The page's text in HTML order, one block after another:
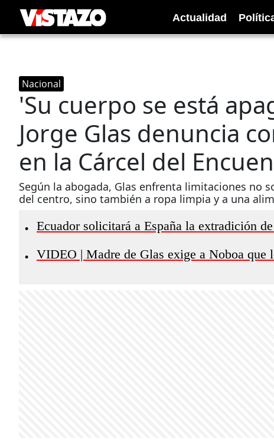
Actualidad
Nacional
'Su cuerpo se está
Jorge Glas denuncia
en la Cárcel del
Según la abogada, Glas enfrenta limitaciones no
del centro, sino también a ropa limpia y a una
• Ecuador solicitará a España la extradición
• VIDEO | Madre de Glas exige a Noboa que